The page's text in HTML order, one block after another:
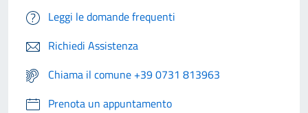
Leggi le domande frequenti
Richiedi Assistenza
Chiama il comune +39 0731 813963
Prenota un appuntamento